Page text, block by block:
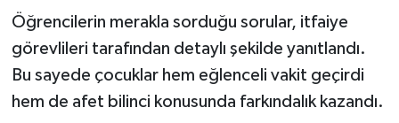
Öğrencilerin merakla sorduğu sorular, itfaiye
görevlileri tarafından detaylı şekilde yanıtlandı.
Bu sayede çocuklar hem eğlenceli vakit geçirdi
hem de afet bilinci konusunda farkındalık kazandı.